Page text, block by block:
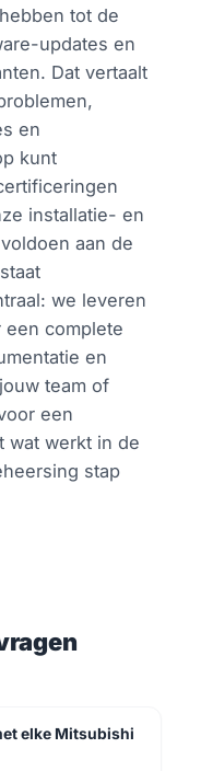
tot de
updates en
Dat vertaalt
en
kunt
installatie- en
aan de
we leveren
een complete
en
team of
een
wat werkt in de
stap
elke Mitsubishi